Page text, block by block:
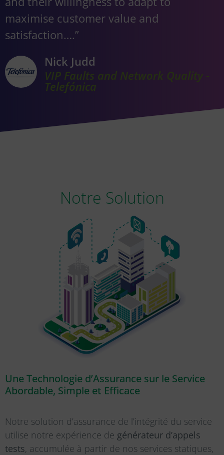
maximise customer value and
satisfaction….”
Nick Judd
VIP Faults and Network Quality -
Telefónica
Notre Solution​
Une Technologie d’Assurance sur le Service
Abordable, Simple et Efficace
Notre solution d’assurance de l’intégrité du service
utilise notre expérience de générateur d’appels
tests, accumulée à partir de nos services statiques,